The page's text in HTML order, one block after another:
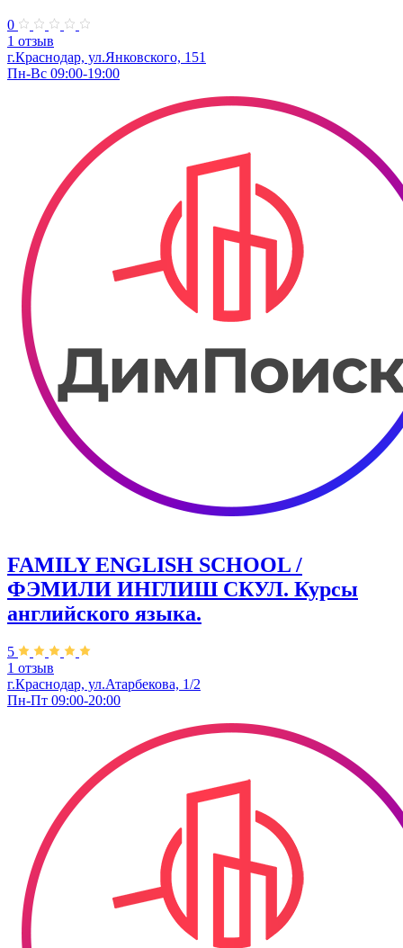
0
1 отзыв
г.Краснодар, ул.Янковского, 151
Пн-Вс 09:00-19:00
FAMILY ENGLISH SCHOOL /
ФЭМИЛИ ИНГЛИШ СКУЛ. Курсы
английского языка.
5
1 отзыв
г.Краснодар, ул.Атарбекова, 1/2
Пн-Пт 09:00-20:00